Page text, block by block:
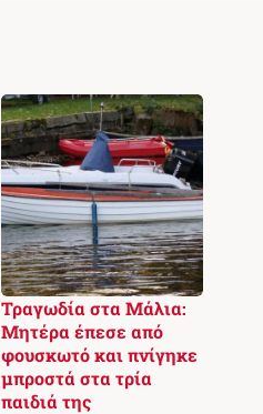
Τραγωδία στα Μάλια:
Μητέρα έπεσε από
φουσκωτό και πνίγηκε
μπροστά στα τρία
παιδιά της